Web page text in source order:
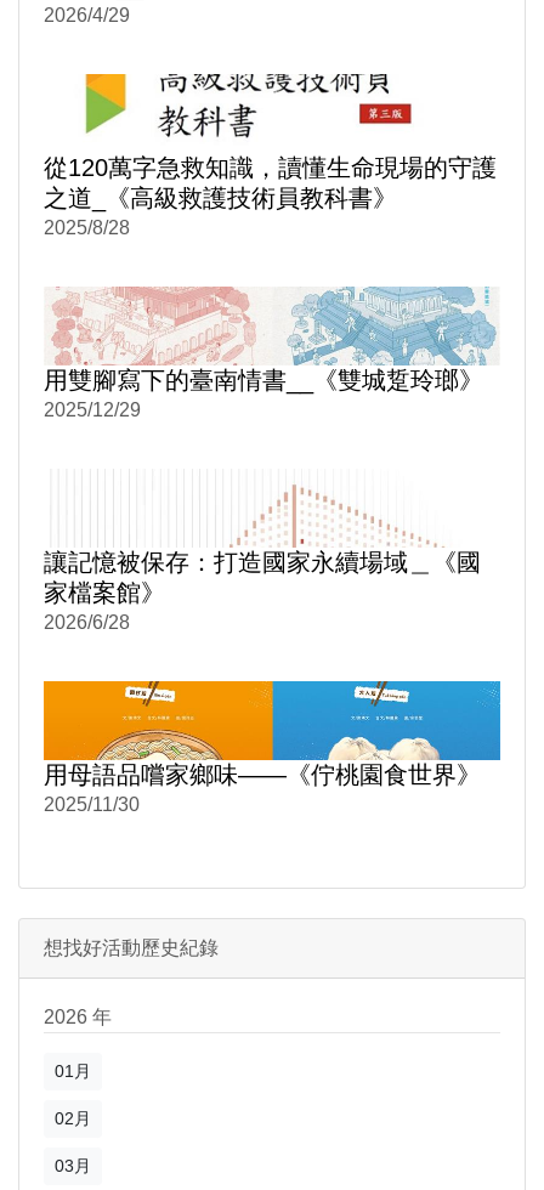
旅讀》
2026/4/29
從120萬字急救知識，讀懂生命現場的守護
之道_《高級救護技術員教科書》
2025/8/28
用雙腳寫下的臺南情書__《雙城踅玲瑯》
2025/12/29
讓記憶被保存：打造國家永續場域＿《國
家檔案館》
2026/6/28
用母語品嚐家鄉味——《佇桃園食世界》
2025/11/30
想找好活動歷史紀錄
2026 年
01月
02月
03月